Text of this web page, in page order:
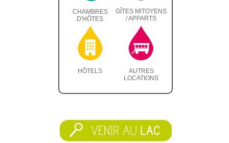
CHAMBRES
D'HÔTES
GÎTES MITOYENS
/ APPARTS
HÔTELS
AUTRES
LOCATIONS